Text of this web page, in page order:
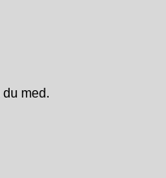
med.